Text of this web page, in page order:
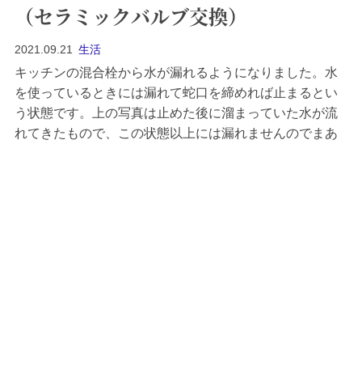
（セラミックバルブ交換）
2021.09.21 生活
キッチンの混合栓から水が漏れるようになりました。水
を使っているときには漏れて蛇口を締めれば止まるとい
う状態です。上の写真は止めた後に溜まっていた水が流
れてきたもので、この状態以上には漏れませんのでまあ